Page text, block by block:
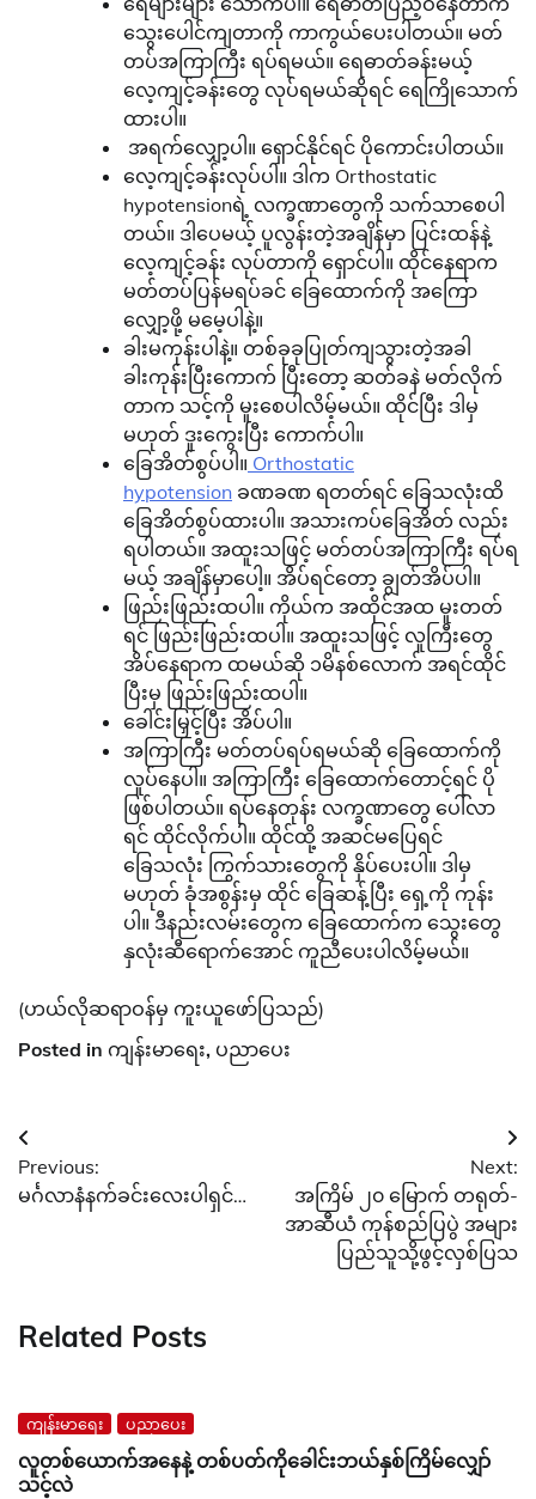
သွေးပေါင်ကျတာကို ကာကွယ်ပေးပါတယ်။ မတ်
တပ်အကြာကြီး ရပ်ရမယ်။ ရေဓာတ်ခန်းမယ့်
လေ့ကျင့်ခန်းတွေ လုပ်ရမယ်ဆိုရင် ရေကြိုသောက်
ထားပါ။
အရက်လျှော့ပါ။ ရှောင်နိုင်ရင် ပိုကောင်းပါတယ်။
လေ့ကျင့်ခန်းလုပ်ပါ။ ဒါက Orthostatic
hypotensionရဲ့ လက္ခဏာတွေကို သက်သာစေပါ
တယ်။ ဒါပေမယ့် ပူလွန်းတဲ့အချိန်မှာ ပြင်းထန်နဲ့
လေ့ကျင့်ခန်း လုပ်တာကို ရှောင်ပါ။ ထိုင်နေရာက
မတ်တပ်ပြန်မရပ်ခင် ခြေထောက်ကို အကြော
လျှော့ဖို့ မမေ့ပါနဲ့။
ခါးမကုန်းပါနဲ့။ တစ်ခုခုပြုတ်ကျသွားတဲ့အခါ
ခါးကုန်းပြီးကောက် ပြီးတော့ ဆတ်ခနဲ မတ်လိုက်
တာက သင့်ကို မူးစေပါလိမ့်မယ်။ ထိုင်ပြီး ဒါမှ
မဟုတ် ဒူးကွေးပြီး ကောက်ပါ။
ခြေအိတ်စွပ်ပါ။ Orthostatic
hypotension ခဏခဏ ရတတ်ရင် ခြေသလုံးထိ
ခြေအိတ်စွပ်ထားပါ။ အသားကပ်ခြေအိတ် လည်း
ရပါတယ်။ အထူးသဖြင့် မတ်တပ်အကြာကြီး ရပ်ရ
မယ့် အချိန်မှာပေါ့။ အိပ်ရင်တော့ ချွတ်အိပ်ပါ။
ဖြည်းဖြည်းထပါ။ ကိုယ်က အထိုင်အထ မူးတတ်
ရင် ဖြည်းဖြည်းထပါ။ အထူးသဖြင့် လူကြီးတွေ
အိပ်နေရာက ထမယ်ဆို ၁မိနစ်လောက် အရင်ထိုင်
ပြီးမှ ဖြည်းဖြည်းထပါ။
ခေါင်းမြှင့်ပြီး အိပ်ပါ။
အကြာကြီး မတ်တပ်ရပ်ရမယ်ဆို ခြေထောက်ကို
လှုပ်နေပါ။ အကြာကြီး ခြေထောက်တောင့်ရင် ပို
ဖြစ်ပါတယ်။ ရပ်နေတုန်း လက္ခဏာတွေ ပေါ်လာ
ရင် ထိုင်လိုက်ပါ။ ထိုင်ထို့ အဆင်မပြေရင်
ခြေသလုံး ကြွက်သားတွေကို နှိပ်ပေးပါ။ ဒါမှ
မဟုတ် ခုံအစွန်းမှ ထိုင် ခြေဆန့်ပြီး ရှေ့ကို ကုန်း
ပါ။ ဒီနည်းလမ်းတွေက ခြေထောက်က သွေးတွေ
နှလုံးဆီရောက်အောင် ကူညီပေးပါလိမ့်မယ်။
(ဟယ်လိုဆရာဝန်မှ ကူးယူဖော်ပြသည်)
Posted in ကျန်းမာရေး, ပညာပေး
Post
navigation
Previous:
မင်္ဂလာနံနက်ခင်းလေးပါရှင်…
Next:
အကြိမ် ၂၀ မြောက် တရုတ်-
အာဆီယံ ကုန်စည်ပြပွဲ အများ
ပြည်သူသို့ဖွင့်လှစ်ပြသ
Related Posts
ကျန်းမာရေး ပညာပေး
လူတစ်ယောက်အနေနဲ့ တစ်ပတ်ကိုခေါင်းဘယ်နှစ်ကြိမ်လျှော်
သင့်လဲ